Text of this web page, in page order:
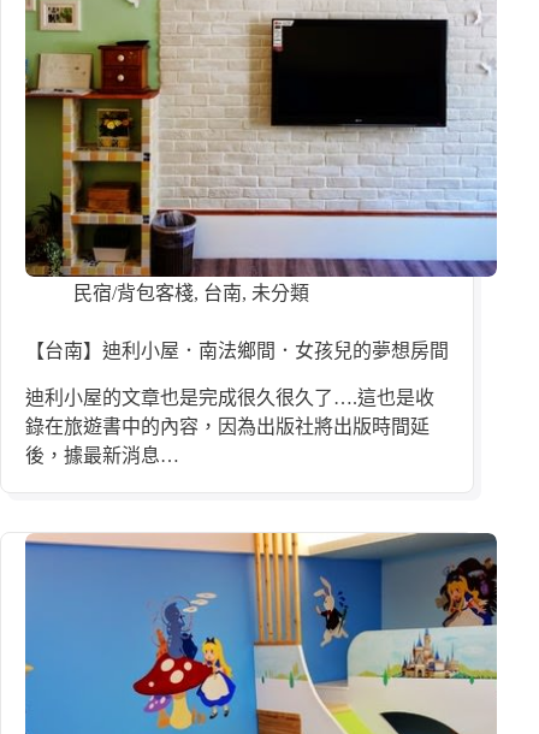
民宿/背包客棧, 台南, 未分類
【台南】迪利小屋．南法鄉間．女孩兒的夢想房間
迪利小屋的文章也是完成很久很久了….這也是收
錄在旅遊書中的內容，因為出版社將出版時間延
後，據最新消息…